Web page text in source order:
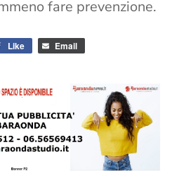
fare prevenzione.
Like Email